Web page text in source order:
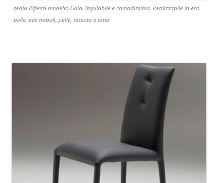
sedia Riflessi modello Gaia. Impilabile e comodissima. Realizzabile in eco
pelle, eco nabuk, pelle, tessuto e lana